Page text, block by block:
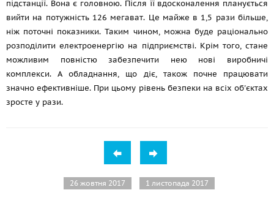
підстанції. Вона є головною. Після її вдосконалення планується
вийти на потужність 126 мегават. Це майже в 1,5 рази більше,
ніж поточні показники. Таким чином, можна буде раціонально
розподілити електроенергію на підприємстві. Крім того, стане
можливим повністю забезпечити нею нові виробничі
комплекси. А обладнання, що діє, також почне працювати
значно ефективніше. При цьому рівень безпеки на всіх об'єктах
зросте у рази.
26 жовтня 2017 1 листопада 2017